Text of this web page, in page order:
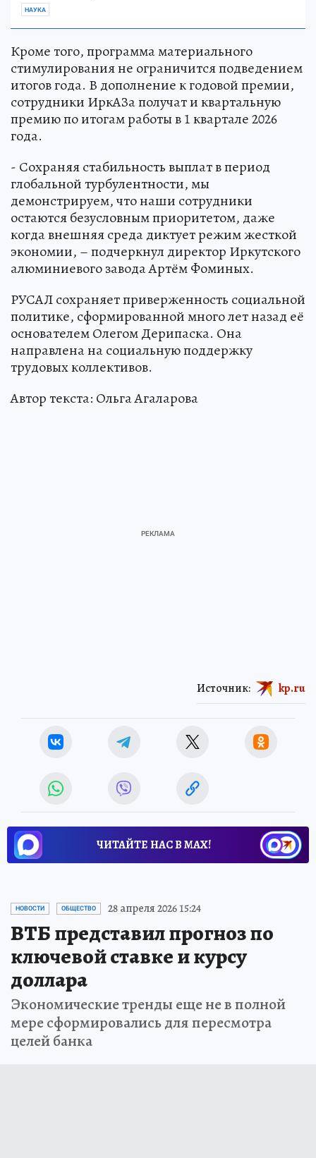
НАУКА
Кроме того, программа материального
стимулирования не ограничится подведением
итогов года. В дополнение к годовой премии,
сотрудники ИркАЗа получат и квартальную
премию по итогам работы в 1 квартале 2026
года.
- Сохраняя стабильность выплат в период
глобальной турбулентности, мы
демонстрируем, что наши сотрудники
остаются безусловным приоритетом, даже
когда внешняя среда диктует режим жесткой
экономии, – подчеркнул директор Иркутского
алюминиевого завода Артём Фоминых.
РУСАЛ сохраняет приверженность социальной
политике, сформированной много лет назад её
основателем Олегом Дерипаска. Она
направлена на социальную поддержку
трудовых коллективов.
Автор текста: Ольга Агаларова
Источник: kp.ru
ЧИТАЙТЕ НАС В МАХ!
НОВОСТИ ОБЩЕСТВО 28 апреля 2026 15:24
ВТБ представил прогноз по
ключевой ставке и курсу
доллара
Экономические тренды еще не в полной
мере сформировались для пересмотра
целей банка